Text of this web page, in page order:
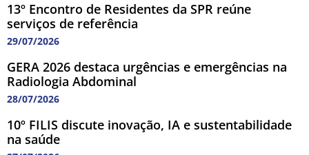
13º Encontro de Residentes da SPR reúne
serviços de referência
29/07/2026
GERA 2026 destaca urgências e emergências na
Radiologia Abdominal
28/07/2026
10º FILIS discute inovação, IA e sustentabilidade
na saúde